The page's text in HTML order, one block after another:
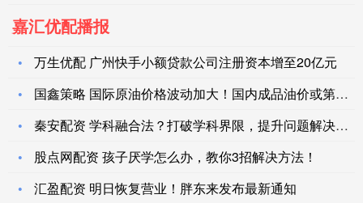
嘉汇优配播报
万生优配 广州快手小额贷款公司注册资本增至20亿元
国鑫策略 国际原油价格波动加大！国内成品油价或第五次搁浅
秦安配资 学科融合法？打破学科界限，提升问题解决能力的秘诀_
股点网配资 孩子厌学怎么办，教你3招解决方法！
汇盈配资 明日恢复营业！胖东来发布最新通知